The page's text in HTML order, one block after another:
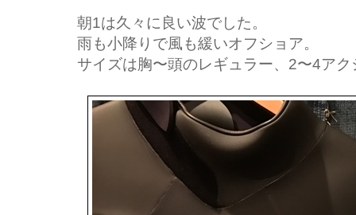
朝1は久々に良い波でした。
雨も小降りで風も緩いオフショア。
サイズは胸〜頭のレギュラー、2〜4ア